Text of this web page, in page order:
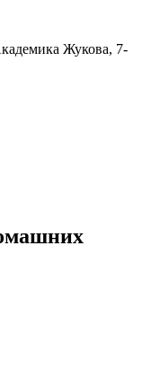
Жукова, 7-